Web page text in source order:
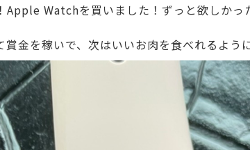
Apple Watchを買いました！ずっと欲しかっ
賞金を稼いで、次はいいお肉を食べれるよう